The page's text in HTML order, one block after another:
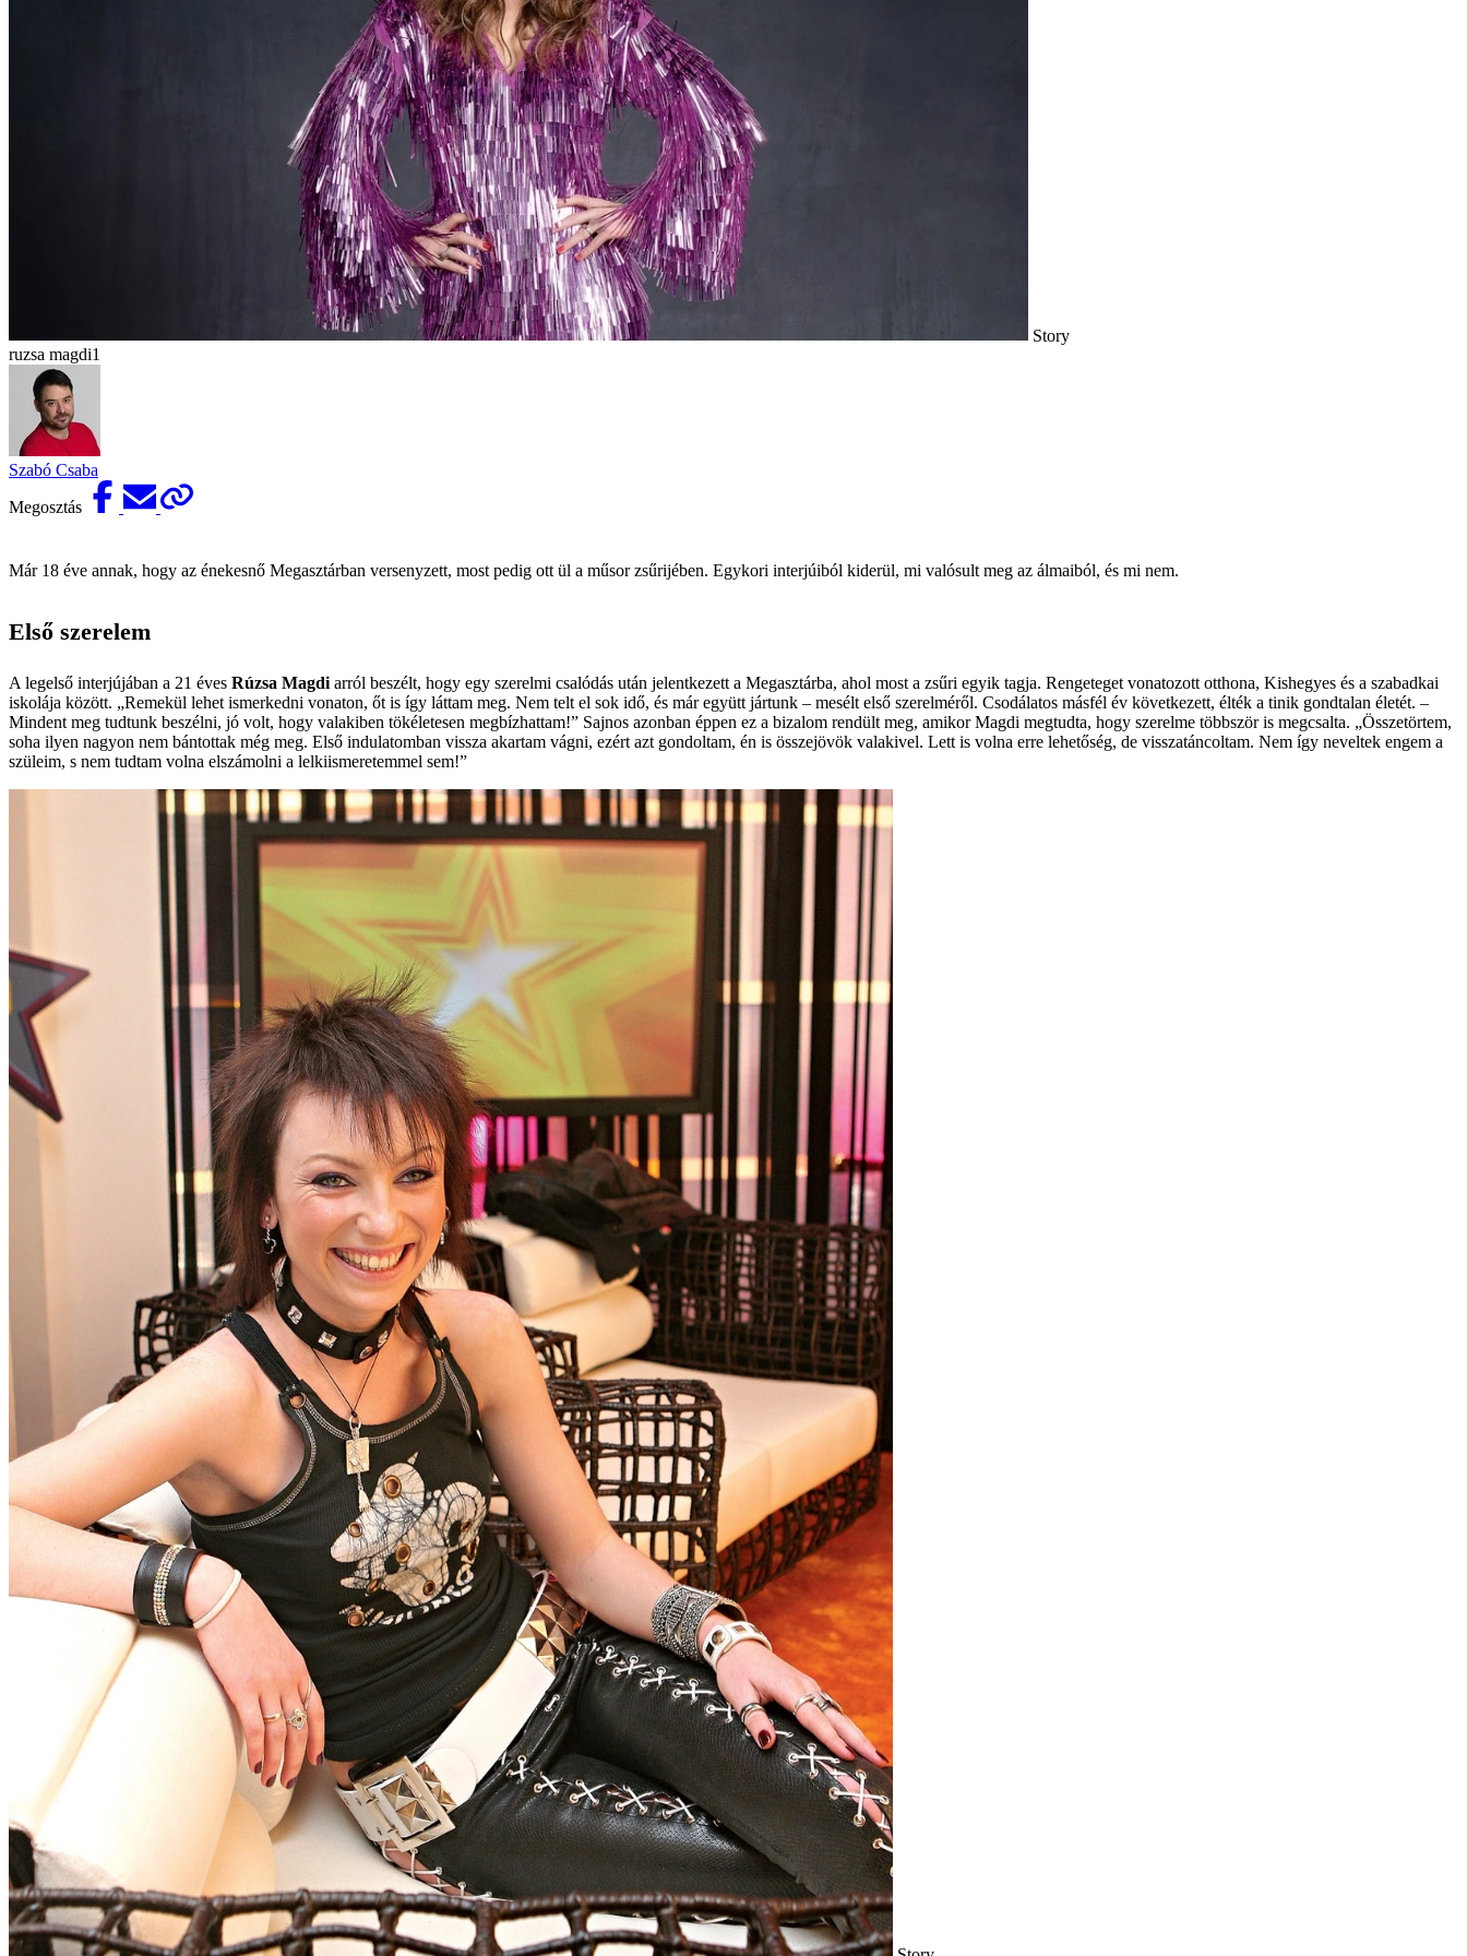
Story
ruzsa magdi1
Szabó Csaba
Megosztás
Már 18 éve annak, hogy az énekesnő Megasztárban versenyzett, most pedig ott ül a műsor zsűrijében. Egykori interjúiból kiderül, mi valósult meg az álmaiból, és mi nem.
Első szerelem
A legelső interjújában a 21 éves Rúzsa Magdi arról beszélt, hogy egy szerelmi csalódás után jelentkezett a Megasztárba, ahol most a zsűri egyik tagja. Rengeteget vonatozott otthona, Kishegyes és a szabadkai
iskolája között. „Remekül lehet ismerkedni vonaton, őt is így láttam meg. Nem telt el sok idő, és már együtt jártunk – mesélt első szerelméről. Csodálatos másfél év következett, élték a tinik gondtalan életét. –
Mindent meg tudtunk beszélni, jó volt, hogy valakiben tökéletesen megbízhattam!” Sajnos azonban éppen ez a bizalom rendült meg, amikor Magdi megtudta, hogy szerelme többször is megcsalta. „Összetörtem,
soha ilyen nagyon nem bántottak még meg. Első indulatomban vissza akartam vágni, ezért azt gondoltam, én is összejövök valakivel. Lett is volna erre lehetőség, de visszatáncoltam. Nem így neveltek engem a
szüleim, s nem tudtam volna elszámolni a lelkiismeretemmel sem!”